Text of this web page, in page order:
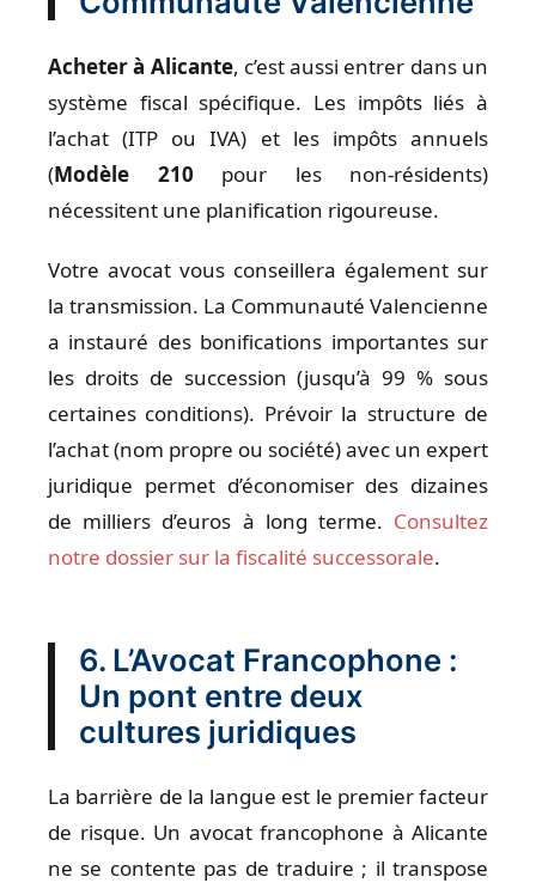
Acheter à Alicante, c’est aussi entrer dans un
système fiscal spécifique. Les impôts liés à
l’achat (ITP ou IVA) et les impôts annuels
(Modèle 210 pour les non-résidents)
nécessitent une planification rigoureuse.
Votre avocat vous conseillera également sur
la transmission. La Communauté Valencienne
a instauré des bonifications importantes sur
les droits de succession (jusqu’à 99 % sous
certaines conditions). Prévoir la structure de
l’achat (nom propre ou société) avec un expert
juridique permet d’économiser des dizaines
de milliers d’euros à long terme. Consultez
notre dossier sur la fiscalité successorale.
6. L’Avocat Francophone :
Un pont entre deux
cultures juridiques
La barrière de la langue est le premier facteur
de risque. Un avocat francophone à Alicante
ne se contente pas de traduire ; il transpose